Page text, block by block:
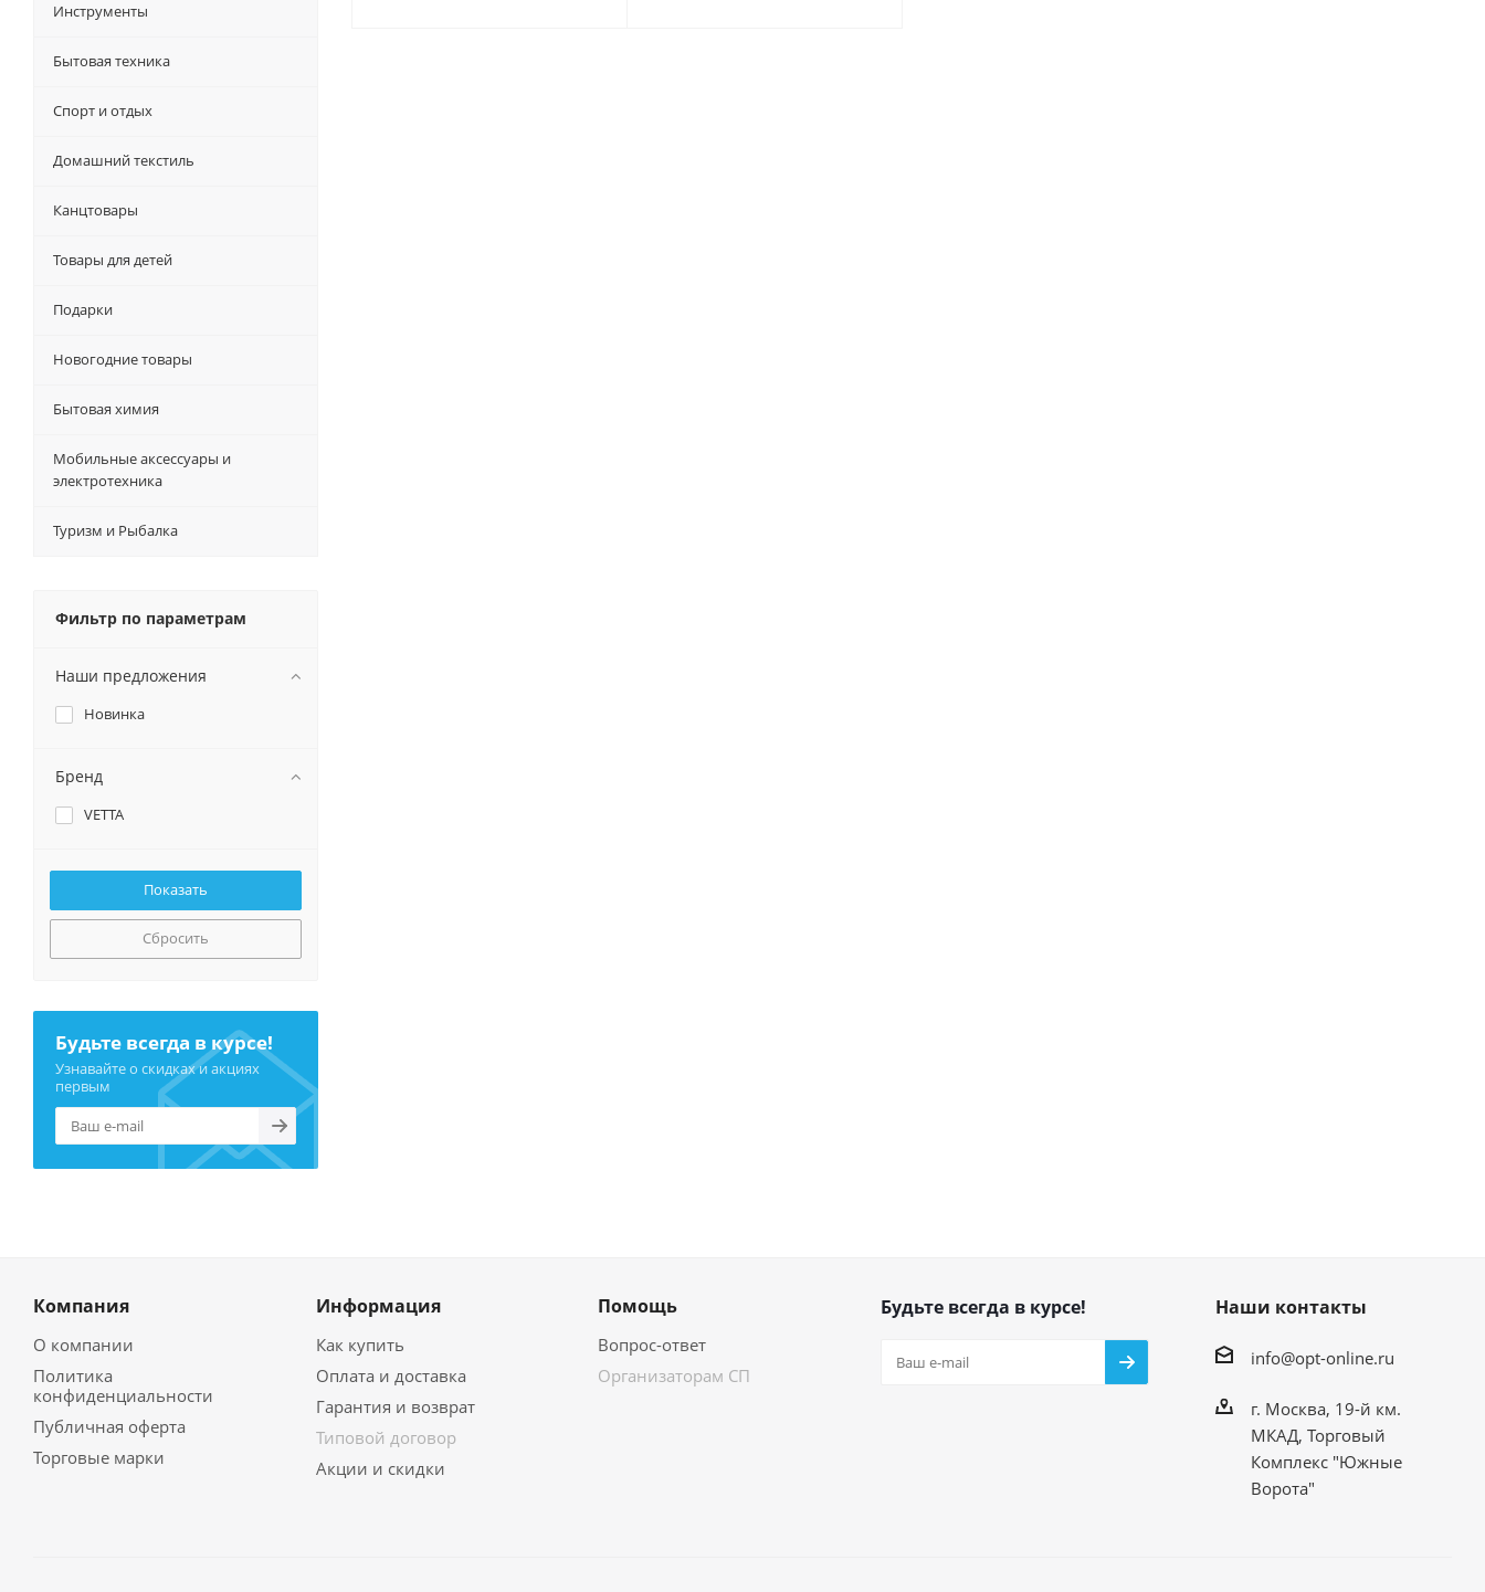
Инструменты
Бытовая техника
Спорт и отдых
Домашний текстиль
Канцтовары
Товары для детей
Подарки
Новогодние товары
Бытовая химия
Мобильные аксессуары и
электротехника
Туризм и Рыбалка
Фильтр по параметрам
Наши предложения
Новинка
Бренд
VETTA
Сбросить
Будьте всегда в курсе!
Узнавайте о скидках и акциях
первым
Компания
О компании
Политика
конфиденциальности
Публичная оферта
Торговые марки
Информация
Как купить
Оплата и доставка
Гарантия и возврат
Типовой договор
Акции и скидки
Помощь
Вопрос-ответ
Организаторам СП
Будьте всегда в курсе! Наши контакты
info@opt-online.ru
г. Москва, 19-й км.
МКАД, Торговый
Комплекс "Южные
Ворота"